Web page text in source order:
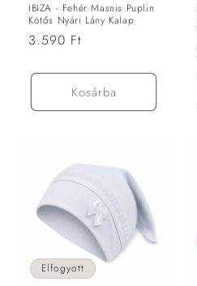
IBIZA - Fehér Masnis Puplin
Kötős Nyári Lány Kalap
Normál
3.590 Ft
Kosárba
Elfogyott